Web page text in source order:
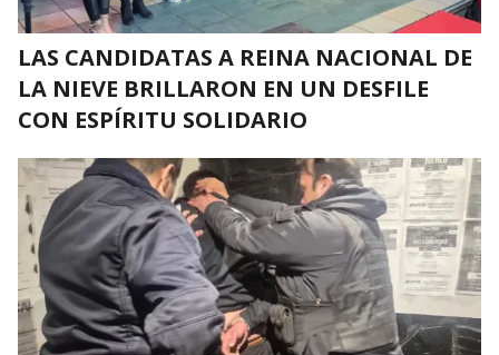
LAS CANDIDATAS A REINA NACIONAL DE
LA NIEVE BRILLARON EN UN DESFILE
CON ESPÍRITU SOLIDARIO